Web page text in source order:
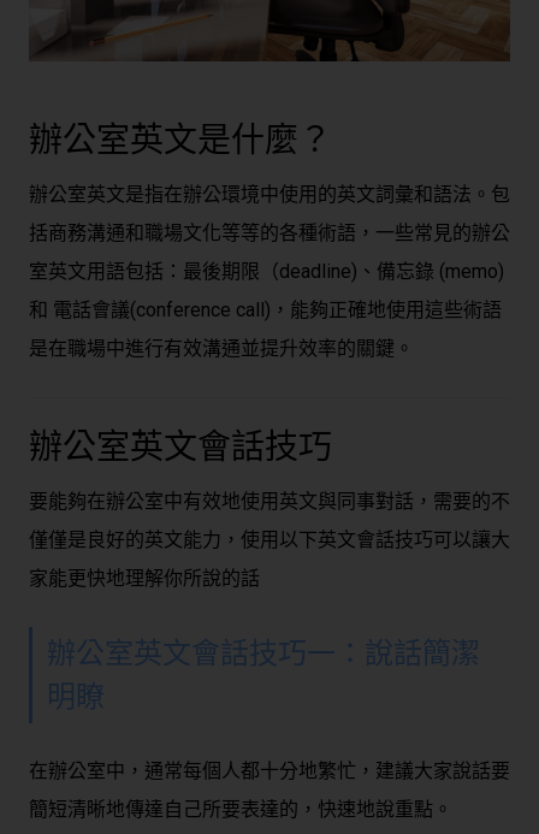
辦公室英文是什麼？
辦公室英文是指在辦公環境中使用的英文詞彙和語法。包
括商務溝通和職場文化等等的各種術語，一些常見的辦公
室英文 用語包括：最後期限（deadline)、備忘錄 (memo)
和 電話會議(conference call)，能夠正確地使用這些術語
是在職場中進行有效溝通並提升效率的關鍵。
辦公室英文會話技巧
要能夠在辦公室中有效地使用 英文與同事對話，需要的不
僅僅是良好的英文能力，使用以下英文會話技巧可以讓大
家能更快地理解你所說的話
辦公室英文會話技巧一：說話簡潔
明瞭
在辦公室中，通常每個人都十分地繁忙，建議大家說話要
簡短清晰地傳達自己所要表達的，快速地說重點。